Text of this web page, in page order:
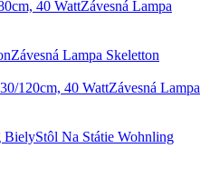
Závesná Lampa
Závesná Lampa Skeletton
Závesná Lampa
Stôl Na Státie Wohnling